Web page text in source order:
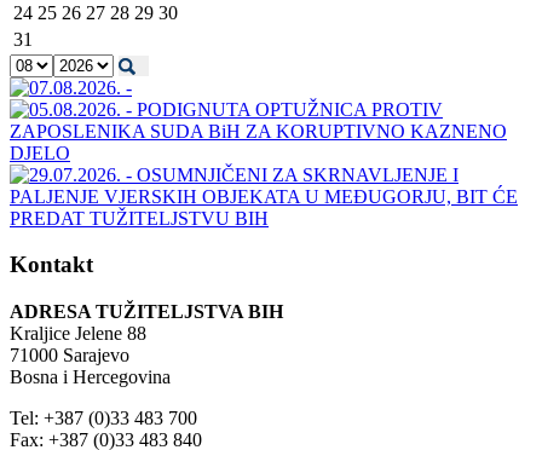
24 25 26 27 28 29 30
31
Kontakt
ADRESA TUŽITELJSTVA BIH
Kraljice Jelene 88
71000 Sarajevo
Bosna i Hercegovina
Tel: +387 (0)33 483 700
Fax: +387 (0)33 483 840